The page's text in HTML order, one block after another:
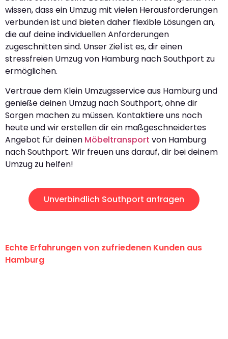
wissen, dass ein Umzug mit vielen Herausforderungen
verbunden ist und bieten daher flexible Lösungen an,
die auf deine individuellen Anforderungen
zugeschnitten sind. Unser Ziel ist es, dir einen
stressfreien Umzug von Hamburg nach Southport zu
ermöglichen.
Vertraue dem Klein Umzugsservice aus Hamburg und
genieße deinen Umzug nach Southport, ohne dir
Sorgen machen zu müssen. Kontaktiere uns noch
heute und wir erstellen dir ein maßgeschneidertes
Angebot für deinen Möbeltransport von Hamburg
nach Southport. Wir freuen uns darauf, dir bei deinem
Umzug zu helfen!
Unverbindlich Southport anfragen
Echte Erfahrungen von zufriedenen Kunden aus
Hamburg